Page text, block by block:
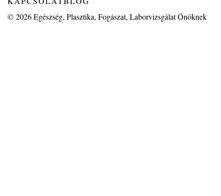
© 2026Egészség, Plasztika, Fogászat, Laborvizsgálat Önöknek